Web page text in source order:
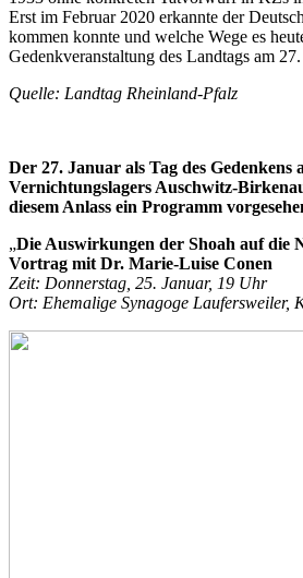
Erst im Februar 2020 erkannte der
kommen konnte und welche Wege es
Gedenkveranstaltung des Landtags am
Quelle: Landtag Rheinland-Pfalz
Der 27. Januar als Tag des
Vernichtungslagers Auschwitz-
diesem Anlass ein Programm
„Die Auswirkungen der Shoah auf die
Vortrag mit Dr. Marie-Luise Conen
Zeit: Donnerstag, 25. Januar, 19 Uhr
Ort: Ehemalige Synagoge Laufersweiler,